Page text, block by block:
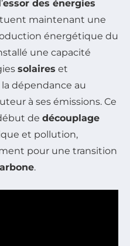
essor des énergies
maintenant une
énergétique du
une capacité
solaires et
dépendance au
à ses émissions. Ce
de découplage
et pollution,
pour une transition
.